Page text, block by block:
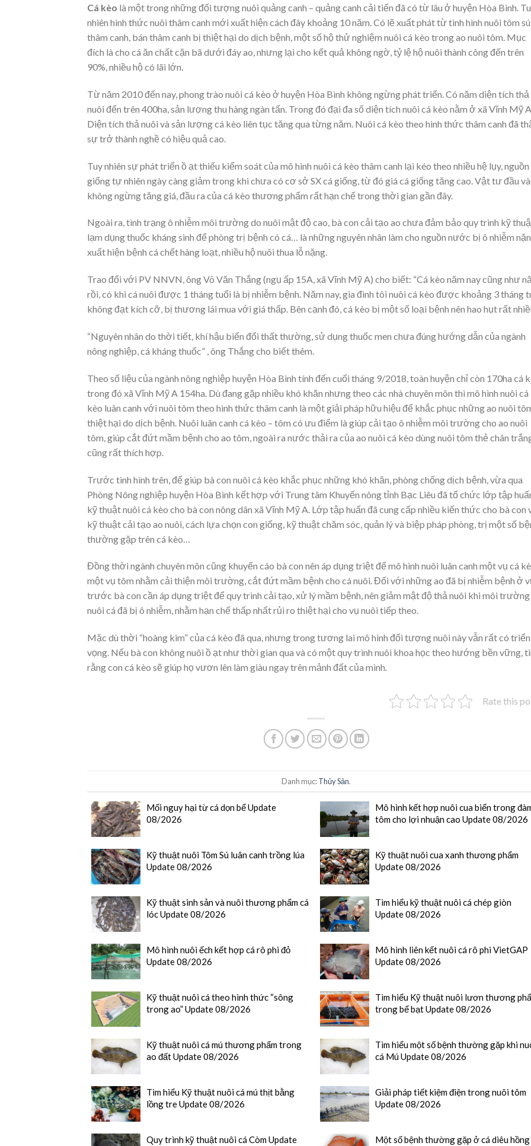
Cá kèo là một trong những đối tượng nuôi quảng canh – quảng canh cải tiến đã có từ lâu ở huyện Hòa Bình.
nhiên hình thức nuôi thâm canh mới xuất hiện cách đây khoảng 10 năm. Có lẽ xuất phát từ tình hình nuôi tôm sú
thâm canh, bán thâm canh bị thiệt hại do dịch bệnh, một số hộ thử nghiệm nuôi cá kèo trong ao nuôi tôm. Mục
đích là cho cá ăn chất cặn bã dưới đáy ao, nhưng lại cho kết quả không ngờ, tỷ lệ hộ nuôi thành công đến trên
90%, nhiều hộ có lãi lớn.
Từ năm 2010 đến nay, phong trào nuôi cá kèo ở huyện Hòa Bình không ngừng phát triển. Có năm diện tích thả
nuôi đến trên 400ha, sản lượng thu hàng ngàn tấn. Trong đó đại đa số diện tích nuôi cá kèo nằm ở xã Vĩnh Mỹ A.
Diện tích thả nuôi và sản lượng cá kèo liên tục tăng qua từng năm. Nuôi cá kèo theo hình thức thâm canh đã
sự trở thành nghề có hiệu quả cao.
Tuy nhiên sự phát triển ồ ạt thiếu kiểm soát của mô hình nuôi cá kèo thâm canh lại kéo theo nhiều hệ lụy, nguồn
giống tự nhiên ngày càng giảm trong khi chưa có cơ sở SX cá giống, từ đó giá cá giống tăng cao. Vật tư đầu
không ngừng tăng giá, đầu ra của cá kèo thương phẩm rất hạn chế trong thời gian gần đây.
Ngoài ra, tình trạng ô nhiễm môi trường do nuôi mật độ cao, bà con cải tạo ao chưa đảm bảo quy trình kỹ
lạm dụng thuốc kháng sinh để phòng trị bệnh có cá… là những nguyên nhân làm cho nguồn nước bị ô nhiễm
xuất hiện bệnh cá chết hàng loạt, nhiều hộ nuôi thua lỗ nặng.
Trao đổi với PV NNVN, ông Võ Văn Thắng (ngụ ấp 15A, xã Vĩnh Mỹ A) cho biết: “Cá kèo năm nay cũng như
rồi, có khi cá nuôi được 1 tháng tuổi là bị nhiễm bệnh. Năm nay, gia đình tôi nuôi cá kèo được khoảng 3 tháng
không đạt kích cỡ, bị thương lái mua với giá thấp. Bên cạnh đó, cá kèo bị một số loại bệnh nên hao hụt rất
“Nguyên nhân do thời tiết, khí hậu biến đổi thất thường, sử dụng thuốc men chưa đúng hướng dẫn của ngành
nông nghiệp, cá kháng thuốc” , ông Thắng cho biết thêm.
Theo số liệu của ngành nông nghiệp huyện Hòa Bình tính đến cuối tháng 9/2018, toàn huyện chỉ còn 170ha cá
trong đó xã Vĩnh Mỹ A 154ha. Dù đang gặp nhiều khó khăn nhưng theo các nhà chuyên môn thì mô hình nuôi cá
kèo luân canh với nuôi tôm theo hình thức thâm canh là một giải pháp hữu hiệu để khắc phục những ao nuôi
thiệt hại do dịch bệnh. Nuôi luân canh cá kèo – tôm có ưu điểm là giúp cải tạo ô nhiễm môi trường cho ao nuôi
tôm, giúp cắt đứt mầm bệnh cho ao tôm, ngoài ra nước thải ra của ao nuôi cá kèo dùng nuôi tôm thẻ chân
cũng rất thích hợp.
Trước tình hình trên, để giúp bà con nuôi cá kèo khắc phục những khó khăn, phòng chống dịch bệnh, vừa qua
Phòng Nông nghiệp huyện Hòa Bình kết hợp với Trung tâm Khuyến nông tỉnh Bạc Liêu đã tổ chức lớp tập
kỹ thuật nuôi cá kèo cho bà con nông dân xã Vĩnh Mỹ A. Lớp tập huấn đã cung cấp nhiều kiến thức cho bà con
kỹ thuật cải tạo ao nuôi, cách lựa chọn con giống, kỹ thuật chăm sóc, quản lý và biệp pháp phòng, trị một số
thường gặp trên cá kèo…
Đồng thời ngành chuyên môn cũng khuyến cáo bà con nên áp dụng triệt để mô hình nuôi luân canh một vụ cá
một vụ tôm nhằm cải thiện môi trường, cắt đứt mầm bệnh cho cá nuôi. Đối với những ao đã bị nhiễm bệnh ở
trước bà con cần áp dụng triệt để quy trình cải tạo, xử lý mầm bệnh, nên giảm mật độ thả nuôi khi môi trường
nuôi cá đã bị ô nhiễm, nhằm hạn chế thấp nhất rủi ro thiệt hại cho vụ nuôi tiếp theo.
Mặc dù thời “hoàng kim” của cá kèo đã qua, nhưng trong tương lai mô hình đối tượng nuôi này vẫn rất có triển
vọng. Nếu bà con không nuôi ồ ạt như thời gian qua và có một quy trình nuôi khoa học theo hướng bền vững,
rằng con cá kèo sẽ giúp họ vươn lên làm giàu ngay trên mảnh đất của mình.
Rate this
Danh mục:Thủy Sản.
Mối nguy hại từ cá dọn bể Update
08/2026
Mô hình kết hợp nuôi cua biển trong
tôm cho lợi nhuận cao Update 08/2026
Kỹ thuật nuôi Tôm Sú luân canh trồng lúa
Update 08/2026
Kỹ thuật nuôi cua xanh thương phẩm
Update 08/2026
Kỹ thuật sinh sản và nuôi thương phẩm cá
lóc Update 08/2026
Tìm hiểu kỹ thuật nuôi cá chép giòn
Update 08/2026
Mô hình nuôi ếch kết hợp cá rô phi đỏ
Update 08/2026
Mô hình liên kết nuôi cá rô phi VietGAP
Update 08/2026
Kỹ thuật nuôi cá theo hình thức “sông
trong ao” Update 08/2026
Tìm hiểu Kỹ thuật nuôi lươn thương
trong bể bạt Update 08/2026
Kỹ thuật nuôi cá mú thương phẩm trong
ao đất Update 08/2026
Tìm hiểu một số bệnh thường gặp khi
cá Mú Update 08/2026
Tìm hiểu Kỹ thuật nuôi cá mú thịt bằng
lồng tre Update 08/2026
Giải pháp tiết kiệm điện trong nuôi tôm
Update 08/2026
Quy trình kỹ thuật nuôi cá Còm Update Một số bệnh thường gặp ở cá diêu hồng